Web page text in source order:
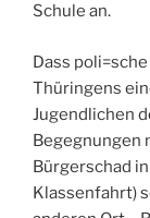
Schule an.
Dass
Thüringens
Jugendlichen
Begegnungen
Bürgerschad
Klassenfahrt)